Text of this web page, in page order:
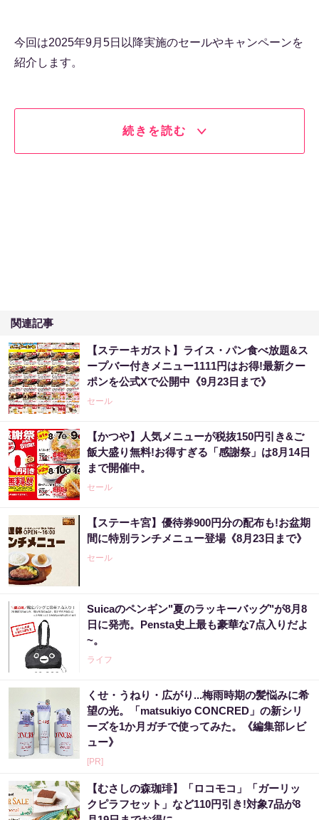
今回は2025年9月5日以降実施のセールやキャンペーンを
紹介します。
続きを読む
関連記事
【ステーキガスト】ライス・パン食べ放題&ス
ープバー付きメニュー1111円はお得!最新クー
ポンを公式Xで公開中《9月23日まで》
セール
【かつや】人気メニューが税抜150円引き&ご
飯大盛り無料!お得すぎる「感謝祭」は8月14日
まで開催中。
セール
【ステーキ宮】優待券900円分の配布も!お盆期
間に特別ランチメニュー登場《8月23日まで》
セール
Suicaのペンギン"夏のラッキーバッグ"が8月8
日に発売。Pensta史上最も豪華な7点入りだよ
~。
ライフ
くせ・うねり・広がり...梅雨時期の髪悩みに希
望の光。「matsukiyo CONCRED」の新シリ
ーズを1か月ガチで使ってみた。《編集部レビ
ュー》
[PR]
【むさしの森珈琲】「ロコモコ」「ガーリッ
クピラフセット」など110円引き!対象7品が8